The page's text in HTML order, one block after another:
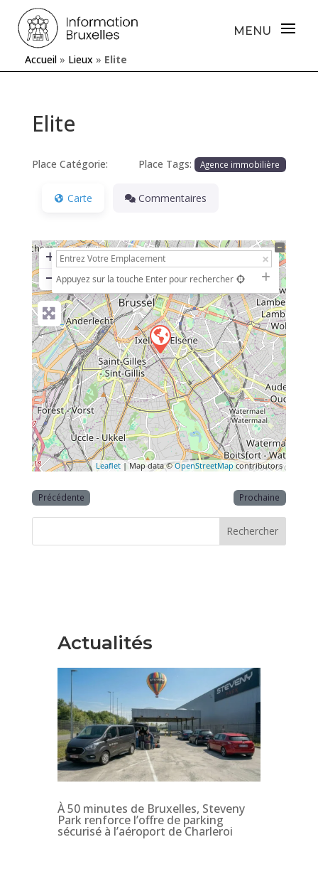
Accueil » Lieux » Elite
Elite
Place Catégorie: Place Tags: Agence immobilière
Carte Commentaires
+
− Appuyez sur la touche Enter pour rechercher
Leaflet | Map data ©OpenStreetMapcontributors
Précédente Prochaine
Rechercher
Actualités
À 50 minutes de Bruxelles, Steveny
Park renforce l’offre de parking
sécurisé à l’aéroport de Charleroi